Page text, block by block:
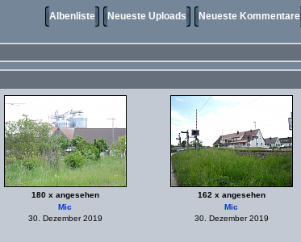
Albenliste Neueste Uploads Neueste Kommentare
180 x angesehen
Mic
30. Dezember 2019
162 x angesehen
Mic
30. Dezember 2019